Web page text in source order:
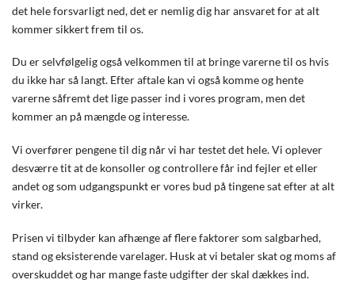
det hele forsvarligt ned, det er nemlig dig har ansvaret for at alt
kommer sikkert frem til os.
Du er selvfølgelig også velkommen til at bringe varerne til os hvis
du ikke har så langt. Efter aftale kan vi også komme og hente
varerne såfremt det lige passer ind i vores program, men det
kommer an på mængde og interesse.
Vi overfører pengene til dig når vi har testet det hele. Vi oplever
desværre tit at de konsoller og controllere får ind fejler et eller
andet og som udgangspunkt er vores bud på tingene sat efter at alt
virker.
Prisen vi tilbyder kan afhænge af flere faktorer som salgbarhed,
stand og eksisterende varelager. Husk at vi betaler skat og moms af
overskuddet og har mange faste udgifter der skal dækkes ind.